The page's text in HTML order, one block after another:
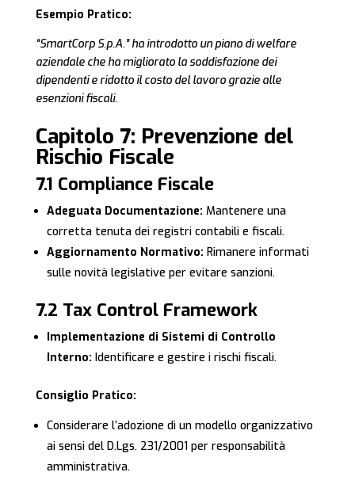
Esempio Pratico:
“SmartCorp S.p.A.” ha introdotto un piano di welfare
aziendale che ha migliorato la soddisfazione dei
dipendenti e ridotto il costo del lavoro grazie alle
esenzioni fiscali.
Capitolo 7: Prevenzione del
Rischio Fiscale
7.1 Compliance Fiscale
Adeguata Documentazione: Mantenere una
corretta tenuta dei registri contabili e fiscali.
Aggiornamento Normativo: Rimanere informati
sulle novità legislative per evitare sanzioni.
7.2 Tax Control Framework
Implementazione di Sistemi di Controllo
Interno: Identificare e gestire i rischi fiscali.
Consiglio Pratico:
Considerare l’adozione di un modello organizzativo
ai sensi del D.Lgs. 231/2001 per responsabilità
amministrativa.